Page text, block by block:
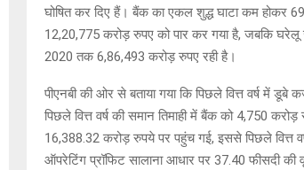
घोषित कर दिए हैं। बैंक का एकल शुद्ध घाटा कम होकर
12,20,775 करोड़ रुपए को पार कर गया है, जबकि घरेलू
2020 तक 6,86,493 करोड़ रुपए रही है।
पीएनबी की ओर से बताया गया कि पिछले वित्त वर्ष में
पिछले वित्त वर्ष की समान तिमाही में बैंक को 4,750
16,388.32 करोड़ रुपये पर पहुंच गई, इससे पिछले वित्त
ऑपरेटिंग प्रॉफिट सालाना आधार पर 37.40 फीसदी